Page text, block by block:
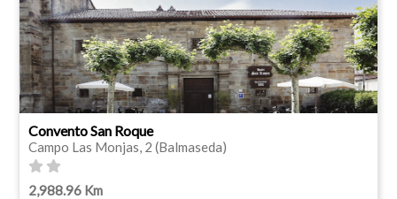
Convento San Roque
Campo Las Monjas, 2 (Balmaseda)
2,988.96 Km